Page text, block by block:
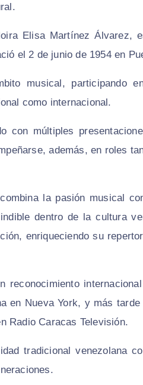
Elisa Martínez Álvarez,
el 2 de junio de 1954 en
musical, participando
como internacional.
con múltiples
además, en roles
la pasión musical
dentro de la cultura
enriqueciendo su
reconocimiento
en Nueva York, y más
Radio Caracas Televisión.
tradicional venezolana